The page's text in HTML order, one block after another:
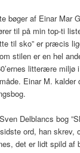
bøger af Einar Mar
til på min top-ti
til sko” er præcis
stilen er en hel
litterære miljø
Einar M. kalder
Delblancs bog
ord, han skrev,
det er lidt spild